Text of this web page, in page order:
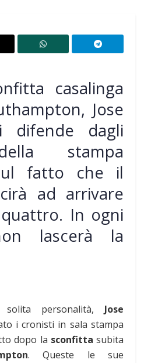
casalinga
Jose
difende dagli
stampa
fatto che il
ad arrivare
In ogni
lascerà la
personalità, Jose
i cronisti in sala stampa
dopo la sconfitta subita
. Queste le sue